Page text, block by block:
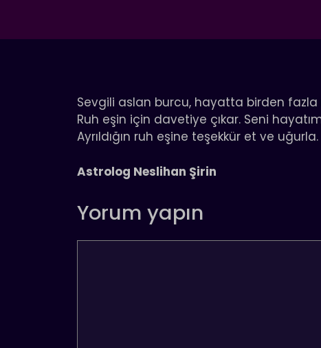
Sevgili aslan burcu, hayatta birden fazla
Ruh eşin için davetiye çıkar. Seni
Ayrıldığın ruh eşine teşekkür et ve uğurla.
Astrolog Neslihan Şirin
Yorum yapın